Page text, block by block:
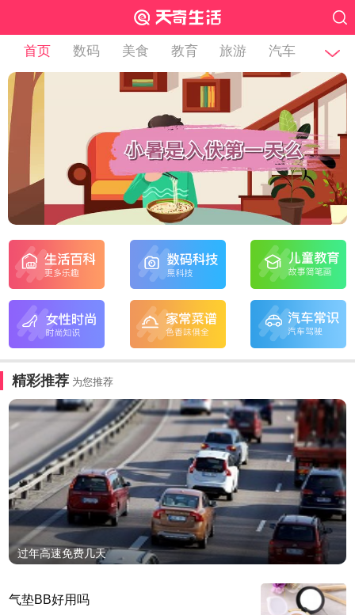
首页 数码 美食 教育 旅游 汽车
精彩推荐 为您推荐
过年高速免费几天
气垫BB好用吗